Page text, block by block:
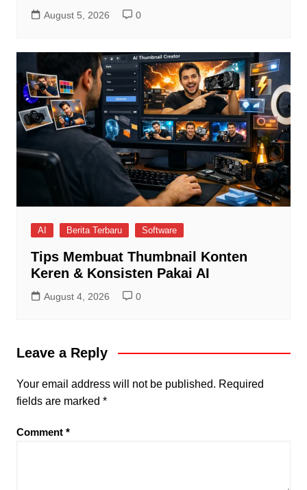
August 5, 2026 0
AI Berita Terbaru Software
Tips Membuat Thumbnail Konten
Keren & Konsisten Pakai AI
August 4, 2026 0
Leave a Reply
Your email address will not be published. Required
fields are marked *
Comment *